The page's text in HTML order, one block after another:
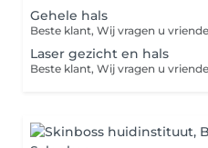
Gehele hals
Laser gezicht en hals